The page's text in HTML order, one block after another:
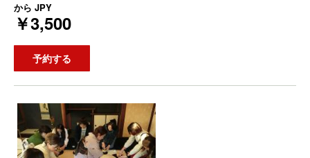
から JPY
￥3,500
予約する